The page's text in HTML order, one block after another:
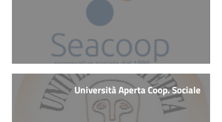
Università Aperta Coop. Sociale